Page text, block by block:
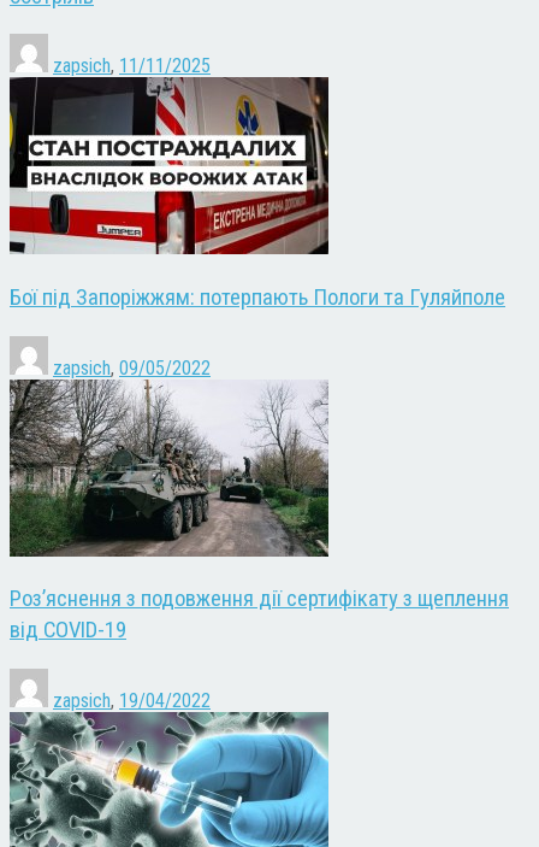
zapsich, 11/11/2025
Бої під Запоріжжям: потерпають Пологи та Гуляйполе
zapsich, 09/05/2022
Роз’яснення з подовження дії сертифікату з щеплення
від COVID-19
zapsich, 19/04/2022